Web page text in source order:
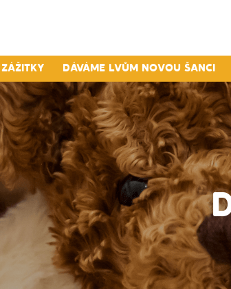
Zážitky Dáváme lvům novou šanci